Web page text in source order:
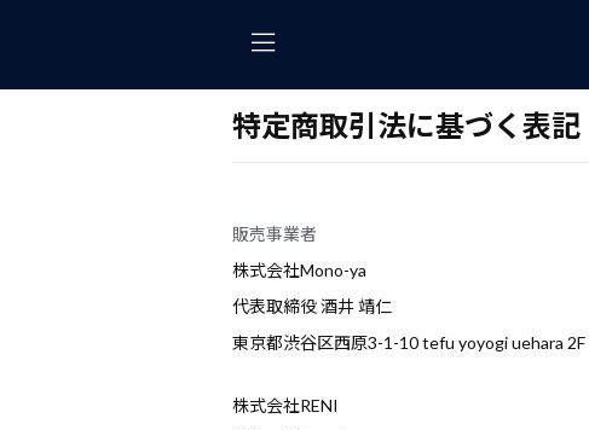
特定商取引法に基づく表記
販売事業者
株式会社Mono-ya
代表取締役 酒井 靖仁
東京都渋谷区西原3-1-10 tefu yoyogi uehara 2F
株式会社RENI